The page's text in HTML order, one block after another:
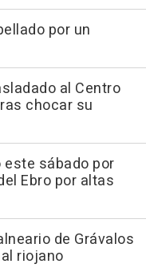
por un
al Centro
chocar su
este sábado por
Ebro por altas
de Grávalos
riojano